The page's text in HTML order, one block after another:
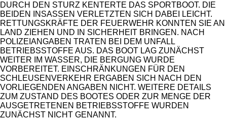
DURCH DEN STURZ KENTERTE DAS SPORTBOOT. DIE
BEIDEN INSASSEN VERLETZTEN SICH DABEI LEICHT.
RETTUNGSKRÄFTE DER FEUERWEHR KONNTEN SIE AN
LAND ZIEHEN UND IN SICHERHEIT BRINGEN. NACH
POLIZEIANGABEN TRATEN BEI DEM UNFALL
BETRIEBSSTOFFE AUS. DAS BOOT LAG ZUNÄCHST
WEITER IM WASSER, DIE BERGUNG WURDE
VORBEREITET. EINSCHRÄNKUNGEN FÜR DEN
SCHLEUSENVERKEHR ERGABEN SICH NACH DEN
VORLIEGENDEN ANGABEN NICHT. WEITERE DETAILS
ZUM ZUSTAND DES BOOTES ODER ZUR MENGE DER
AUSGETRETENEN BETRIEBSSTOFFE WURDEN
ZUNÄCHST NICHT GENANNT.